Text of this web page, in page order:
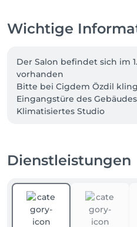
Wichtige
Der Salon befindet sich im
vorhanden
Bitte bei Cigdem Özdil
Eingangstüre des
Klimatisiertes Studio
Dienstleistungen